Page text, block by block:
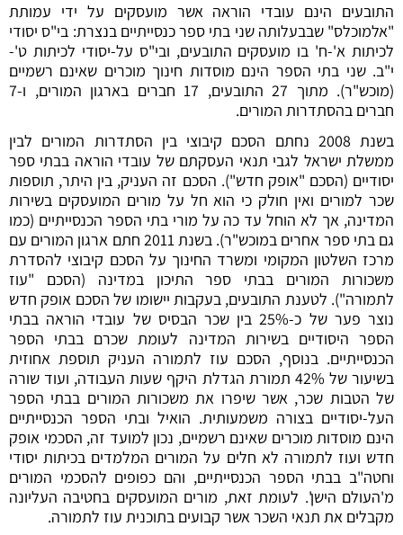
התובעים הינם עובדי הוראה אשר מועסקים על ידי עמותת
"אלמוכלס" שבבעלותה שני בתי ספר כנסייתיים בנצרת: בי"ס יסודי
לכיתות א'-ח' בו מועסקים התובעים, ובי"ס על-יסודי לכיתות ט'-
י"ב. שני בתי הספר הינם מוסדות חינוך מוכרים שאינם רשמיים
(מוכש"ר). מתוך 27 התובעים, 17 חברים בארגון המורים, ו-7
חברים בהסתדרות המורים.
בשנת 2008 נחתם הסכם קיבוצי בין הסתדרות המורים לבין
ממשלת ישראל לגבי תנאי העסקתם של עובדי הוראה בבתי ספר
יסודיים (הסכם "אופק חדש"). הסכם זה העניק, בין היתר, תוספות
שכר למורים ואין חולק כי הוא חל על מורים המועסקים בשירות
המדינה, אך לא הוחל עד כה על מורי בתי הספר הכנסייתיים (כמו
גם בתי ספר אחרים במוכש"ר). בשנת 2011 חתם ארגון המורים עם
מרכז השלטון המקומי ומשרד החינוך על הסכם קיבוצי להסדרת
משכורות המורים בבתי ספר התיכון במדינה (הסכם "עוז
לתמורה"). לטענת התובעים, בעקבות יישומו של הסכם אופק חדש
נוצר פער של כ-25% בין שכר הבסיס של עובדי הוראה בבתי
הספר היסודיים בשירות המדינה לעומת שכרם בבתי הספר
הכנסייתיים. בנוסף, הסכם עוז לתמורה העניק תוספת אחוזית
בשיעור של 42% תמורת הגדלת היקף שעות העבודה, ועוד שורה
של הטבות שכר, אשר שיפרו את משכורות המורים בבתי הספר
העל-יסודיים בצורה משמעותית. הואיל ובתי הספר הכנסייתיים
הינם מוסדות מוכרים שאינם רשמיים, נכון למועד זה, הסכמי אופק
חדש ועוז לתמורה לא חלים על המורים המלמדים בכיתות יסודי
וחטה"ב בבתי הספר הכנסייתיים, והם כפופים להסכמי המורים
מ'העולם הישן'. לעומת זאת, מורים המועסקים בחטיבה העליונה
מקבלים את תנאי השכר אשר קבועים בתוכנית עוז לתמורה.